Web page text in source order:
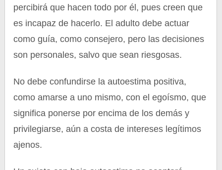
percibirá que hacen todo por él, pues creen que
es incapaz de hacerlo. El adulto debe actuar
como guía, como consejero, pero las decisiones
son personales, salvo que sean riesgosas.
No debe confundirse la autoestima positiva,
como amarse a uno mismo, con el egoísmo, que
significa ponerse por encima de los demás y
privilegiarse, aún a costa de intereses legítimos
ajenos.